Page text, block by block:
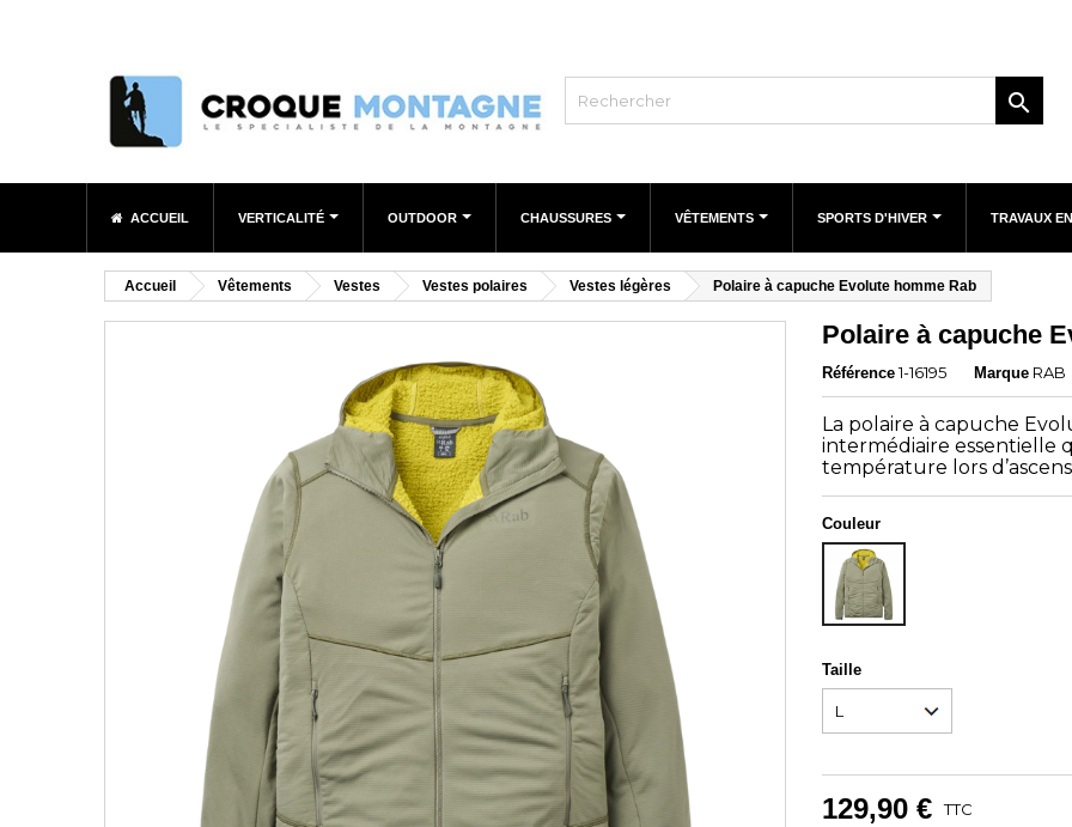

ACCUEIL VERTICALITÉ OUTDOOR CHAUSSURES VÊTEMENTS SPORTS D'HIVER TRAVAUX
Accueil Vêtements Vestes Vestes polaires Vestes légères Polaire à capuche Evolute homme Rab
Polaire à capuche
Référence 1-16195 Marque RAB
La polaire à capuche
intermédiaire essentielle
température lors
Couleur
KHAKI
Taille
129,90 € TTC